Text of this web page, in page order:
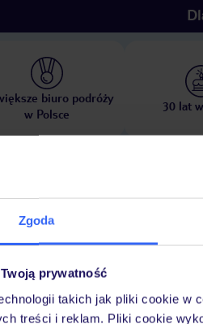
Zgoda
prywatność
takich jak pliki cookie w
treści i reklam. Pliki cookie
biuro podróży
w Polsce
30 lat
Pokoje
dla dzieci
miniklub: od 3 do
zabaw dla dzieci